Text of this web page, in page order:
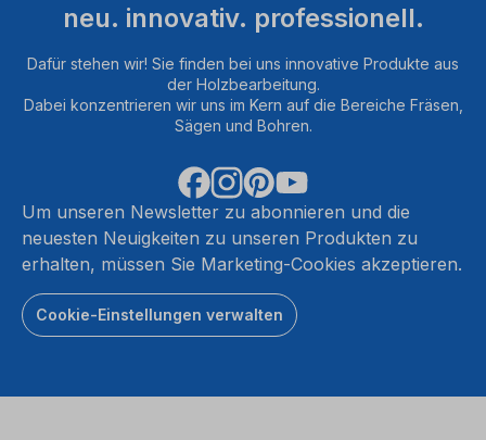
neu. innovativ. professionell.
Dafür stehen wir! Sie finden bei uns innovative Produkte aus
der Holzbearbeitung.
Dabei konzentrieren wir uns im Kern auf die Bereiche Fräsen,
Sägen und Bohren.
Um unseren Newsletter zu abonnieren und die
neuesten Neuigkeiten zu unseren Produkten zu
erhalten, müssen Sie Marketing-Cookies akzeptieren.
Cookie-Einstellungen verwalten